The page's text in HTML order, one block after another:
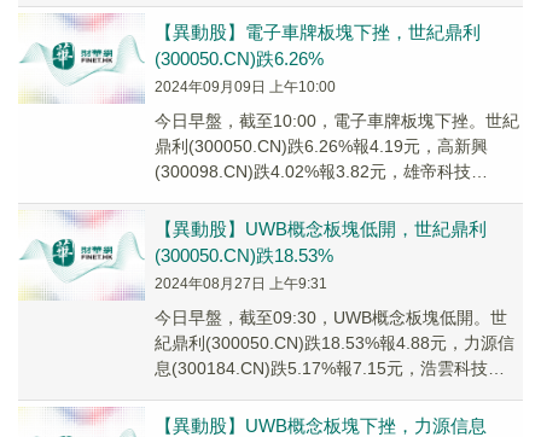
【異動股】電子車牌板塊下挫，世紀鼎利
(300050.CN)跌6.26%
2024年09月09日 上午10:00
今日早盤，截至10:00，電子車牌板塊下挫。世紀
鼎利(300050.CN)跌6.26%報4.19元，高新興
(300098.CN)跌4.02%報3.82元，雄帝科技
【異動股】UWB概念板塊低開，世紀鼎利
(300050.CN)跌18.53%
2024年08月27日 上午9:31
今日早盤，截至09:30，UWB概念板塊低開。世
紀鼎利(300050.CN)跌18.53%報4.88元，力源信
息(300184.CN)跌5.17%報7.15元，浩雲科技
【異動股】UWB概念板塊下挫，力源信息